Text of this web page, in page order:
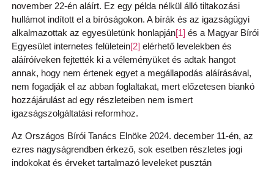
november 22-én aláírt. Ez egy példa nélkül álló tiltakozási
hullámot indított el a bíróságokon. A bírák és az igazságügyi
alkalmazottak az egyesületünk honlapján[1] és a Magyar Bírói
Egyesület internetes felületein[2] elérhető levelekben és
aláíróíveken fejtették ki a véleményüket és adtak hangot
annak, hogy nem értenek egyet a megállapodás aláírásával,
nem fogadják el az abban foglaltakat, mert előzetesen biankó
hozzájárulást ad egy részleteiben nem ismert
igazságszolgáltatási reformhoz.
Az Országos Bírói Tanács Elnöke 2024. december 11-én, az
ezres nagyságrendben érkező, sok esetben részletes jogi
indokokat és érveket tartalmazó leveleket pusztán